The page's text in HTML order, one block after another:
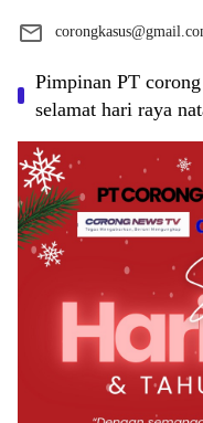
Pimpinan PT
selamat hari raya